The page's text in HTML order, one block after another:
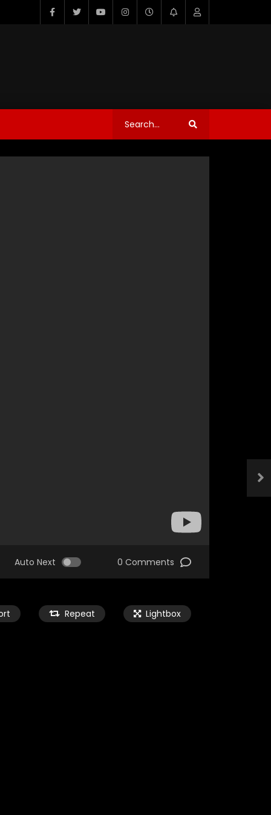
Auto Next 0 Comments
Repeat Lightbox